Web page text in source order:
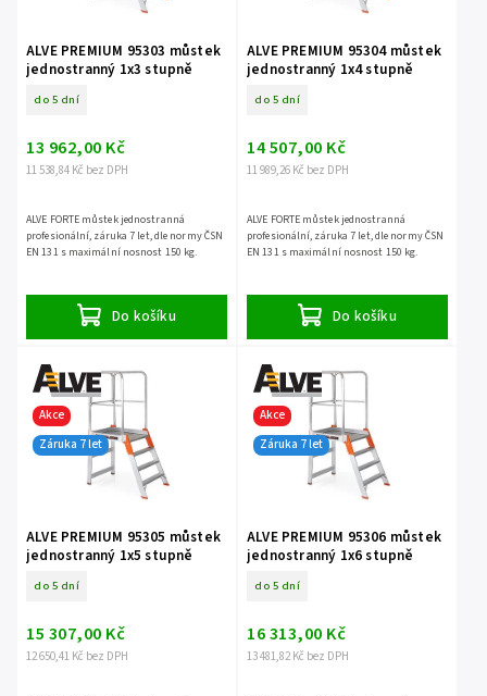
ALVE PREMIUM 95303 můstek
jednostranný 1x3 stupně
do 5 dní
11 538,84 Kč bez DPH
13 962,00 Kč
Do košíku
ALVE FORTE můstek jednostranná
profesionální, záruka 7 let, dle normy ČSN
EN 131 s maximální nosnost 150 kg.
ALVE PREMIUM 95304 můstek
jednostranný 1x4 stupně
do 5 dní
11 989,26 Kč bez DPH
14 507,00 Kč
Do košíku
ALVE FORTE můstek jednostranná
profesionální, záruka 7 let, dle normy ČSN
EN 131 s maximální nosnost 150 kg.
Akce
Záruka 7 let
ALVE PREMIUM 95305 můstek
jednostranný 1x5 stupně
do 5 dní
12 650,41 Kč bez DPH
15 307,00 Kč
Akce
Záruka 7 let
ALVE PREMIUM 95306 můstek
jednostranný 1x6 stupně
do 5 dní
13 481,82 Kč bez DPH
16 313,00 Kč